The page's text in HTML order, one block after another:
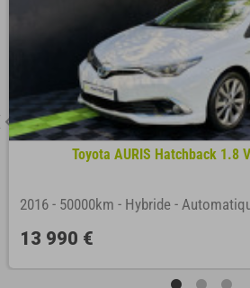
Toyota AURIS Hatchback 1.8
2016 - 50000km - Hybride -
13 990 €